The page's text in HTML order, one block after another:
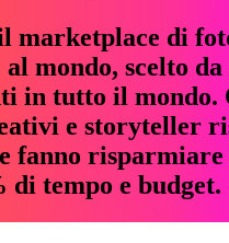
marketplace di
mondo, scelto
in tutto il mondo.
e storyteller
fanno
di tempo e budget.